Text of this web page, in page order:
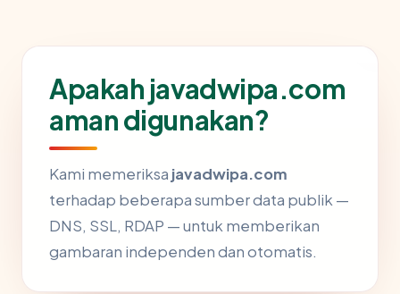
Apakah javadwipa.com
aman digunakan?
Kami memeriksa javadwipa.com
terhadap beberapa sumber data publik —
DNS, SSL, RDAP — untuk memberikan
gambaran independen dan otomatis.